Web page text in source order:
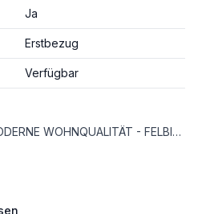
Ja
Erstbezug
Verfügbar
ALTBAUCHARME TRIFFT MODERNE WOHNQUALITÄT - FELBIGERGASSE 69